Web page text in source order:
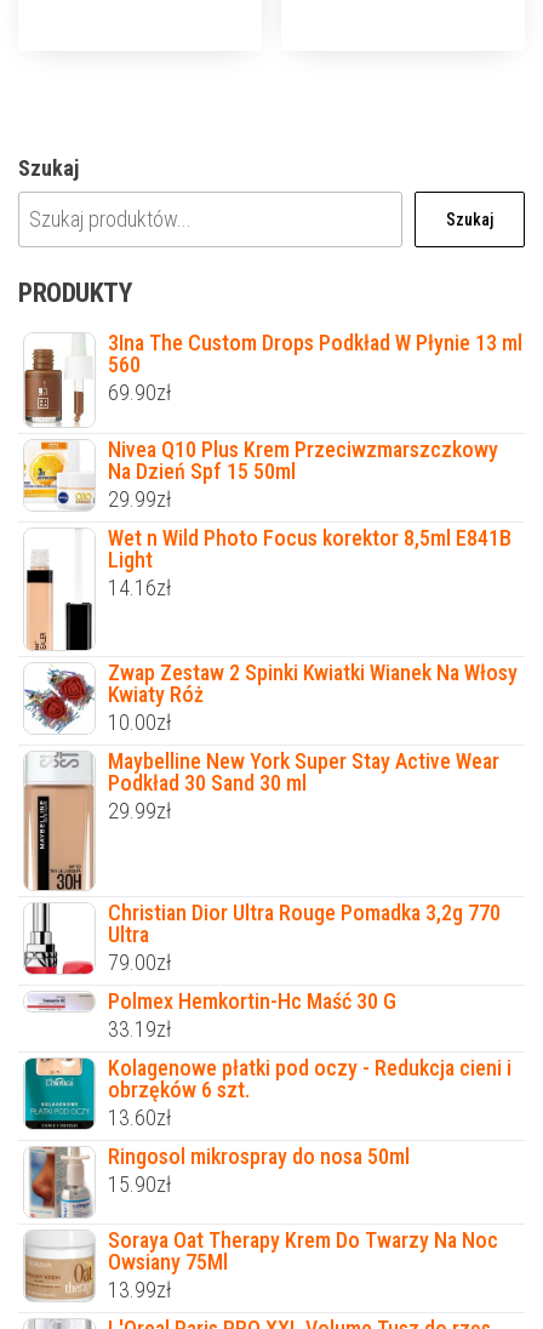
Szukaj
Szukaj
PRODUKTY
3Ina The Custom Drops Podkład W Płynie 13 ml
560
69.90zł
Nivea Q10 Plus Krem Przeciwzmarszczkowy
Na Dzień Spf 15 50ml
29.99zł
Wet n Wild Photo Focus korektor 8,5ml E841B
Light
14.16zł
Zwap Zestaw 2 Spinki Kwiatki Wianek Na Włosy
Kwiaty Róż
10.00zł
Maybelline New York Super Stay Active Wear
Podkład 30 Sand 30 ml
29.99zł
Christian Dior Ultra Rouge Pomadka 3,2g 770
Ultra
79.00zł
Polmex Hemkortin-Hc Maść 30 G
33.19zł
Kolagenowe płatki pod oczy - Redukcja cieni i
obrzęków 6 szt.
13.60zł
Ringosol mikrospray do nosa 50ml
15.90zł
Soraya Oat Therapy Krem Do Twarzy Na Noc
Owsiany 75Ml
13.99zł